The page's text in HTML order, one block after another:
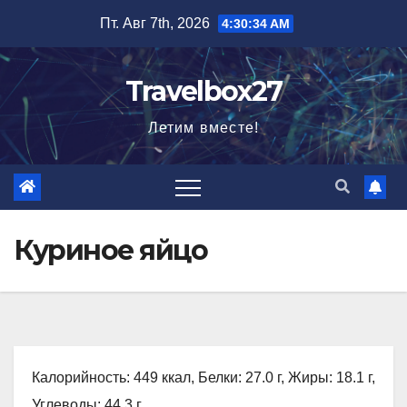
содержимому
Пт. Авг 7th, 2026 4:30:36 AM
Travelbox27
Летим вместе!
Куриное яйцо
Калорийность: 449 ккал, Белки: 27.0 г, Жиры: 18.1 г,